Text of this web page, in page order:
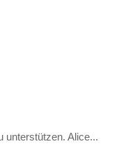
unterstützen. Alice...